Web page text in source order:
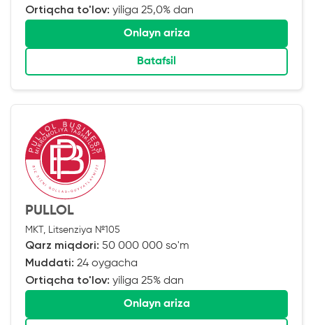
Ortiqcha to'lov: yiliga 25,0% dan
Onlayn ariza
Batafsil
PULLOL
MKT, Litsenziya №105
Qarz miqdori: 50 000 000 so'm
Muddati: 24 oygacha
Ortiqcha to'lov: yiliga 25% dan
Onlayn ariza